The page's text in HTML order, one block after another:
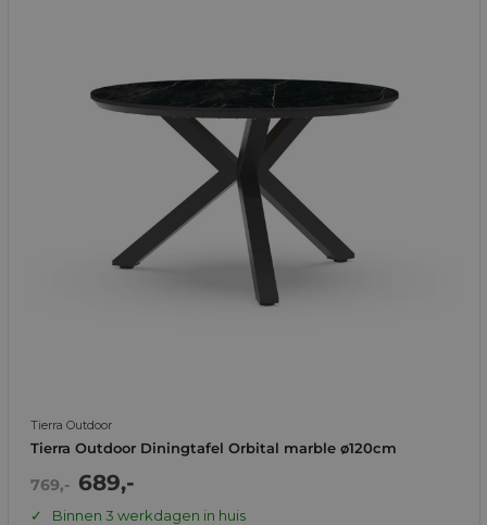
Tierra Outdoor
Tierra Outdoor Diningtafel Orbital marble ø120cm
Normale
prijs
769,- Actie
prijs
689,-
Binnen 3 werkdagen in huis